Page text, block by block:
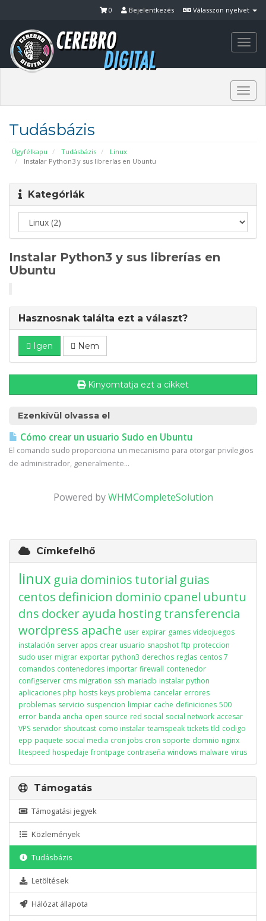
Válasszon nyelvet
Bejelentkezés
0
Tudásbázis
Ügyfélkapu Tudásbázis
Linux
Instalar Python3 y sus librerías en Ubuntu
Kategóriák
Instalar Python3 y sus librerías en
Ubuntu
Hasznosnak találta ezt a választ?
Igen Nem
Kinyomtatja ezt a cikket
Ezenkívül olvassa el
Cómo crear un usuario Sudo en Ubuntu
El comando sudo proporciona un mecanismo para otorgar privilegios
de administrador, generalmente...
Powered byWHMCompleteSolution
Címkefelhő
linux guia dominios tutorial guias
centos definicion dominio cpanel ubuntu
dns dockerayuda hosting transferencia
wordpress apache user expirar games videojuegos
instalación server apps crear usuario snapshot ftp proteccion
sudo user migrar exportar python3 derechos reglas centos 7
comandos contenedores importar firewall contenedor
configserver cms migration ssh mariadb instalar python
aplicaciones php hosts keys problema cancelar errores
problemas servicio suspencion limpiar cache definiciones 500
error banda ancha open source red social social network accesar
VPS servidor shoutcast como instalar teamspeak tickets tld codigo
epp paquete social media cron jobs cron soporte domnio nginx
litespeed hospedaje frontpage contraseña windows malware virus
Támogatás
Támogatási jegyek
Közlemények
Tudásbázis
Letöltések
Hálózat állapota